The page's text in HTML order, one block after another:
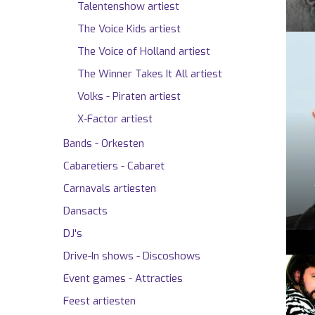
Talentenshow artiest
The Voice Kids artiest
The Voice of Holland artiest
The Winner Takes It All artiest
Volks - Piraten artiest
X-Factor artiest
Bands - Orkesten
Cabaretiers - Cabaret
Carnavals artiesten
Dansacts
DJ's
Drive-In shows - Discoshows
Event games - Attracties
Feest artiesten